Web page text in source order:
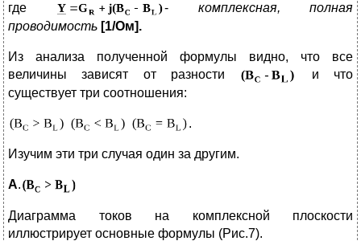
где - комплексная, полная
проводимость [1/Ом].
Из анализа полученной формулы видно, что все
величины зависят от разности
и что
существует три соотношения:
.
Изучим эти три случая один за другим.
A.
Диаграмма токов на комплексной плоскости
иллюстрирует основные формулы (Рис.7).